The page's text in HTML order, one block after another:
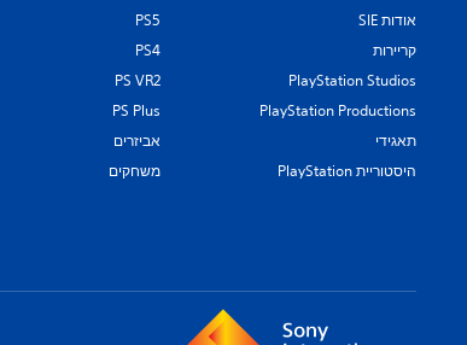
אודות SIE
קריירות
PlayStation Studios
PlayStation Productions
תאגידי
היסטוריית PlayStation
PS5
PS4
PS VR2
PS Plus
אביזרים
משחקים